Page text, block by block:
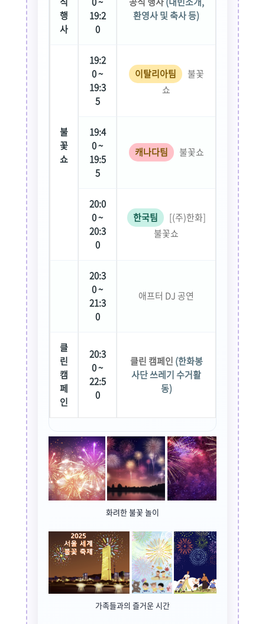
행
사
19:2
0
환영사 및 축사 등)
불
꽃
쇼
19:2
0 ~
19:3
5
이탈리아팀
불꽃
쇼
19:4
0 ~
19:5
5
캐나다팀 불꽃쇼
20:0
0 ~
20:3
0
한국팀
[(주)한화]
불꽃쇼
20:3
0 ~
21:3
0
애프터 DJ 공연
클
린
캠
페
인
20:3
0 ~
22:5
0
클린 캠페인 (한화봉
사단 쓰레기 수거활
동)
화려한 불꽃 놀이
가족들과의 즐거운 시간